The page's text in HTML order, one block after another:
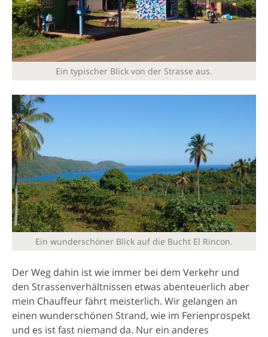
Ein typischer Blick von der Strasse aus.
Ein wunderschöner Blick auf die Bucht El Rincon.
Der Weg dahin ist wie immer bei dem Verkehr und
den Strassenverhältnissen etwas abenteuerlich aber
mein Chauffeur fährt meisterlich. Wir gelangen an
einen wunderschönen Strand, wie im Ferienprospekt
und es ist fast niemand da. Nur ein anderes